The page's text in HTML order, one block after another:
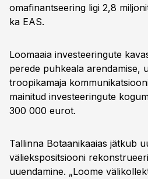
omafinantseering ligi 2,8
ka EAS.
Loomaaia investeeringute
perede puhkeala arendamise,
troopikamaja
mainitud investeeringute
300 000 eurot.
Tallinna Botaanikaaias jätkub
väliekspositsiooni
uuendamine. „Loome